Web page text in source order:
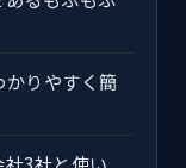
りやすく簡